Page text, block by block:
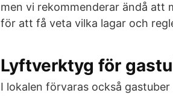
men vi rekommenderar ändå att
för att få veta vilka lagar och
Lyftverktyg för
I lokalen förvaras också